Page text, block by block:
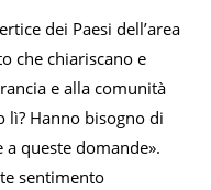
dei Paesi dell’area
che chiariscano e
e alla comunità
lì? Hanno bisogno di
a queste domande».
sentimento